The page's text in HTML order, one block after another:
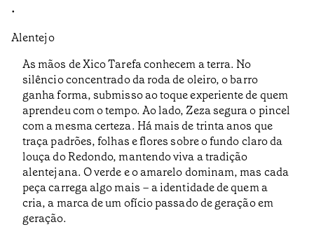
•
Alentejo
As mãos de Xico Tarefa conhecem a terra. No
silêncio concentrado da roda de oleiro, o barro
ganha forma, submisso ao toque experiente de quem
aprendeu com o tempo. Ao lado, Zeza segura o pincel
com a mesma certeza. Há mais de trinta anos que
traça padrões, folhas e flores sobre o fundo claro da
louça do Redondo, mantendo viva a tradição
alentejana. O verde e o amarelo dominam, mas cada
peça carrega algo mais – a identidade de quem a
cria, a marca de um ofício passado de geração em
geração.